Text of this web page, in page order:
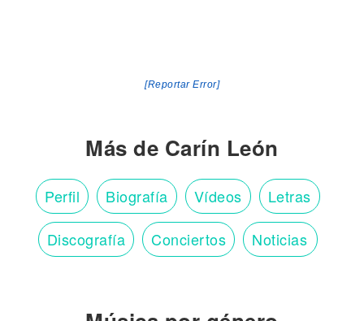
[Reportar Error]
Más de Carín León
Perfil Biografía Vídeos Letras
Discografía Conciertos Noticias